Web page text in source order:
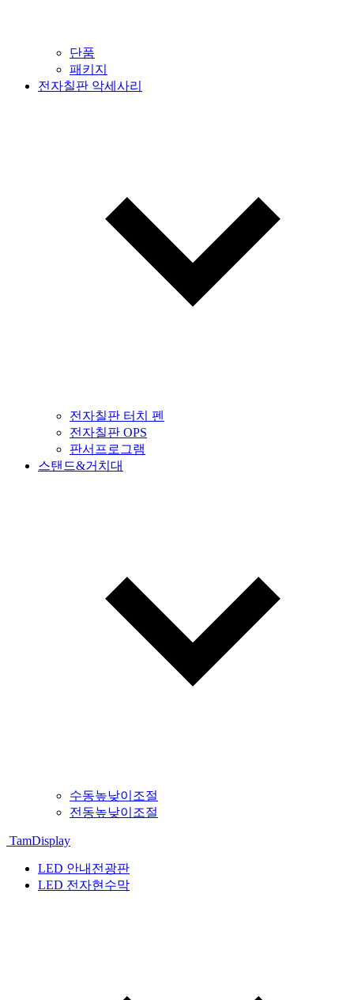
단품
패키지
전자칠판 악세사리
전자칠판 터치 펜
전자칠판 OPS
판서프로그램
스탠드&거치대
수동높낮이조절
전동높낮이조절
TamDisplay
LED 안내전광판
LED 전자현수막